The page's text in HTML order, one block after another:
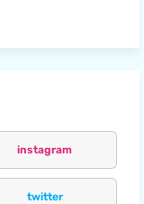
instagram
twitter